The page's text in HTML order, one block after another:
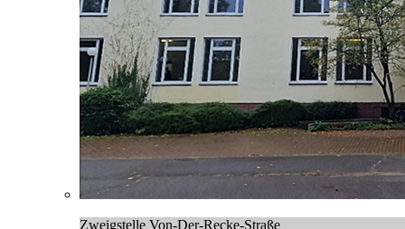
Zweigstelle Von-Der-Recke-Straße